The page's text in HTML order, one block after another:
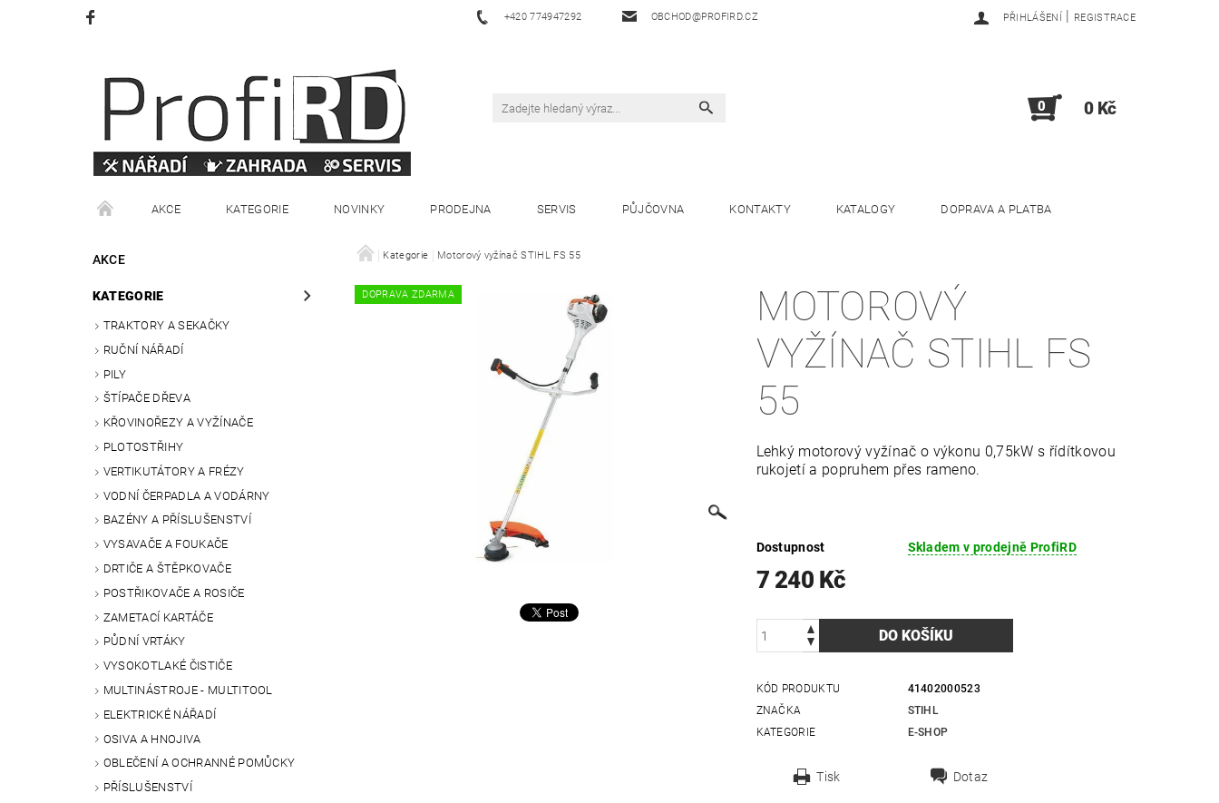
+420 774947292 OBCHOD@PROFIRD.CZ PŘIHLÁŠENÍ | REGISTRACE
0 0 Kč
AKCE KATEGORIE NOVINKY PRODEJNA SERVIS PŮJČOVNA KONTAKTY KATALOGY DOPRAVA A PLATBA
VRÁCENÍ ZBOŽÍ OBCHODNÍ PODMÍNKY
AKCE
KATEGORIE
TRAKTORY A SEKAČKY
RUČNÍ NÁŘADÍ
PILY
ŠTÍPAČE DŘEVA
KŘOVINOŘEZY A VYŽÍNAČE
PLOTOSTŘIHY
VERTIKUTÁTORY A FRÉZY
VODNÍ ČERPADLA A VODÁRNY
BAZÉNY A PŘÍSLUŠENSTVÍ
VYSAVAČE A FOUKAČE
DRTIČE A ŠTĚPKOVAČE
POSTŘIKOVAČE A ROSIČE
ZAMETACÍ KARTÁČE
PŮDNÍ VRTÁKY
VYSOKOTLAKÉ ČISTIČE
MULTINÁSTROJE - MULTITOOL
ELEKTRICKÉ NÁŘADÍ
OSIVA A HNOJIVA
OBLEČENÍ A OCHRANNÉ POMŮCKY
PŘÍSLUŠENSTVÍ
Kategorie Motorový vyžínač STIHL FS 55
DOPRAVA ZDARMA
MOTOROVÝ
VYŽÍNAČ STIHL FS
55
Lehký motorový vyžínač o výkonu 0,75kW s řídítkovou
rukojetí a popruhem přes rameno.
Dostupnost Skladem v prodejně ProfiRD
7 240 Kč
KÓD PRODUKTU
41402000523
ZNAČKA
STIHL
KATEGORIE
E-SHOP
Tisk Dotaz